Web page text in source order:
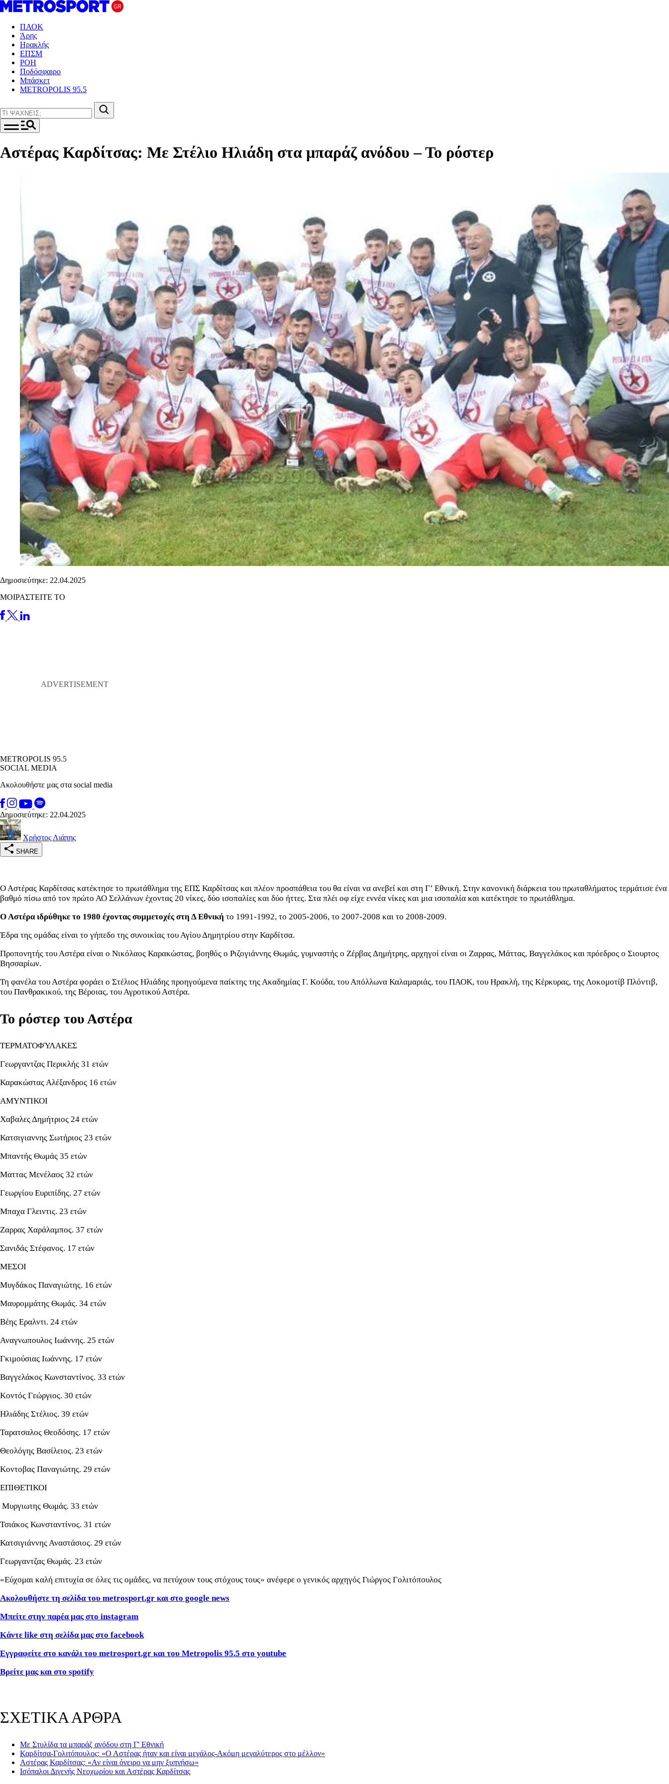
ΠΑΟΚ
Άρης
Ηρακλής
ΕΠΣΜ
ΡΟΗ
Ποδόσφαιρο
Μπάσκετ
METROPOLIS 95.5
Αστέρας Καρδίτσας: Με Στέλιο Ηλιάδη στα μπαράζ ανόδου – Το ρόστερ
Δημοσιεύτηκε: 22.04.2025
ΜΟΙΡΑΣΤΕΙΤΕ ΤΟ
METROPOLIS 95.5
SOCIAL MEDIA
Ακολουθήστε μας στα social media
Δημοσιεύτηκε: 22.04.2025
Χρήστος Λιάπης
SHARE
Ο Αστέρας Καρδίτσας κατέκτησε το πρωτάθλημα της ΕΠΣ Καρδίτσας και πλέον προσπάθεια του θα είναι να ανεβεί και στη Γ’ Εθνική. Στην κανονική διάρκεια του πρωταθλήματος τερμάτισε ένα
βαθμό πίσω από τον πρώτο ΑΟ Σελλάνων έχοντας 20 νίκες, δύο ισοπαλίες και δύο ήττες. Στα πλέι οφ είχε εννέα νίκες και μια ισοπαλία και κατέκτησε το πρωτάθλημα.
Ο Αστέρα ιδρύθηκε το 1980 έχοντας συμμετοχές στη Δ Εθνική το 1991-1992, το 2005-2006, το 2007-2008 και το 2008-2009.
Έδρα της ομάδας είναι το γήπεδο της συνοικίας του Αγίου Δημητρίου στην Καρδίτσα.
Προπονητής του Αστέρα είναι ο Νικόλαος Καρακώστας, βοηθός ο Ριζογιάννης Θωμάς, γυμναστής ο Ζέρβας Δημήτρης, αρχηγοί είναι οι Ζαρρας, Μάττας, Βαγγελάκος και πρόεδρος ο Σιουρτος
Βησσαρίων.
Τη φανέλα του Αστέρα φοράει ο Στέλιος Ηλιάδης προηγούμενα παίκτης της Ακαδημίας Γ. Κούδα, του Απόλλωνα Καλαμαριάς, του ΠΑΟΚ, του Ηρακλή, της Κέρκυρας, της Λοκομοτίβ Πλόντιβ,
του Πανθρακικού, της Βέροιας, του Αγροτικού Αστέρα.
Το ρόστερ του Αστέρα
ΤΕΡΜΑΤΟΦΎΛΑΚΕΣ
Γεωργαντζας Περικλής 31 ετών
Καρακώστας Αλέξανδρος 16 ετών
ΑΜΥΝΤΙΚΟΙ
Χαβαλες Δημήτριος 24 ετών
Κατσιγιαννης Σωτήριος 23 ετών
Μπαντής Θωμάς 35 ετών
Ματτας Μενέλαος 32 ετών
Γεωργίου Ευριπίδης. 27 ετών
Μπαχα Γλειντις. 23 ετών
Ζαρρας Χαράλαμπος. 37 ετών
Σανιδάς Στέφανος. 17 ετών
ΜΕΣΟΙ
Μυγδάκος Παναγιώτης. 16 ετών
Μαυρομμάτης Θωμάς. 34 ετών
Βέης Εραλντι. 24 ετών
Αναγνωπουλος Ιωάννης. 25 ετών
Γκιμούσιας Ιωάννης. 17 ετών
Βαγγελάκος Κωνσταντίνος. 33 ετών
Κοντός Γεώργιος. 30 ετών
Ηλιάδης Στέλιος. 39 ετών
Ταρατσαλος Θεοδόσης. 17 ετών
Θεολόγης Βασίλειος. 23 ετών
Κοντοβας Παναγιώτης. 29 ετών
ΕΠΙΘΕΤΙΚΟΙ
Μυργιωτης Θωμάς. 33 ετών
Τσιάκος Κωνσταντίνος. 31 ετών
Κατσιγιάννης Αναστάσιος. 29 ετών
Γεωργαντζας Θωμάς. 23 ετών
«Εύχομαι καλή επιτυχία σε όλες τις ομάδες, να πετύχουν τους στόχους τους» ανέφερε ο γενικός αρχηγός Γιώργος Γολιτόπουλος
Ακολουθήστε τη σελίδα του metrosport.gr και στο google news
Μπείτε στην παρέα μας στο instagram
Κάντε like στη σελίδα μας στο facebook
Εγγραφείτε στο κανάλι του metrosport.gr και του Metropolis 95.5 στο youtube
Βρείτε μας και στο spotify
ΣΧΕΤΙΚΑ ΑΡΘΡΑ
Με Στυλίδα τα μπαράζ ανόδου στη Γ' Εθνική
Καρδίτσα-Γολιτόπουλος: «Ο Αστέρας ήταν και είναι μεγάλος-Ακόμη μεγαλύτερος στο μέλλον»
Αστέρας Καρδίτσας: «Αν είναι όνειρο να μην ξυπνήσω»
Ισόπαλοι Διγενής Νεοχωρίου και Αστέρας Καρδίτσας